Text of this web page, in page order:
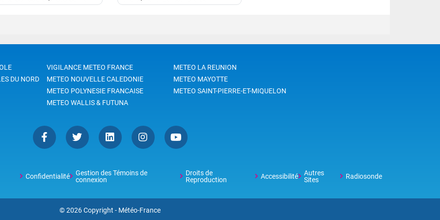
" Le changement
flore, paysages, cultures
initiatives ou individus,
catastrophes augmente et leur
d’alerte qui sont aujourd'hui le
thème de la Journée mondiale de
la météorologie.
DU NORD
VIGILANCE METEO FRANCE
METEO NOUVELLE CALEDONIE
METEO POLYNESIE FRANCAISE
METEO WALLIS & FUTUNA
METEO LA REUNION
METEO MAYOTTE
METEO SAINT-PIERRE-ET-MIQUELON
Confidentialité
Gestion des Témoins de
connexion
Droits de
Reproduction
Accessibilité
Autres
Sites
Radiosonde
© 2026 Copyright - Météo-France